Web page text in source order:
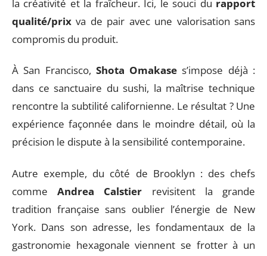
la créativité et la fraîcheur. Ici, le souci du rapport
qualité/prix va de pair avec une valorisation sans
compromis du produit.
À San Francisco, Shota Omakase s’impose déjà :
dans ce sanctuaire du sushi, la maîtrise technique
rencontre la subtilité californienne. Le résultat ? Une
expérience façonnée dans le moindre détail, où la
précision le dispute à la sensibilité contemporaine.
Autre exemple, du côté de Brooklyn : des chefs
commeAndrea Calstier revisitent la grande
tradition française sans oublier l’énergie de New
York. Dans son adresse, les fondamentaux de la
gastronomie hexagonale viennent se frotter à un